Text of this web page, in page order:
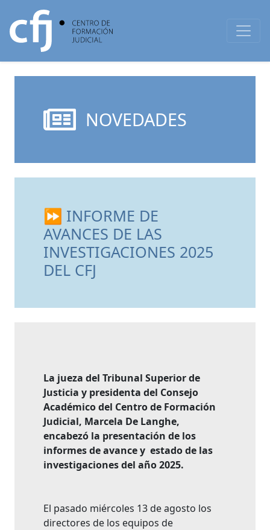
NOVEDADES
⏩ INFORME DE
AVANCES DE LAS
INVESTIGACIONES 2025
DEL CFJ
La jueza del Tribunal Superior de
Justicia y presidenta del Consejo
Académico del Centro de Formación
Judicial, Marcela De Langhe,
encabezó la presentación de los
informes de avance y estado de las
investigaciones del año 2025.
El pasado miércoles 13 de agosto los
directores de los equipos de